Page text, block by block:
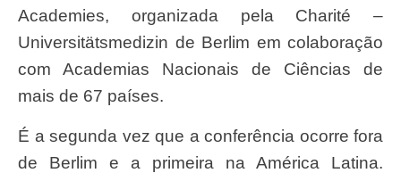
Academies, organizada pela Charité –
Universitätsmedizin de Berlim em colaboração
com Academias Nacionais de Ciências de
mais de 67 países.
É a segunda vez que a conferência ocorre fora
de Berlim e a primeira na América Latina.